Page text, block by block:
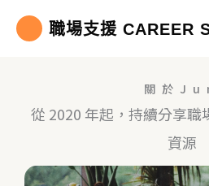
職場支援 CAREER
關於
從 2020 年起，持續分享
資源